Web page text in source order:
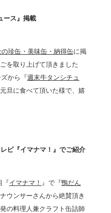
ース』掲載
珍缶・美味缶・納得缶に掲
を取り上げて頂きました
から『週末牛タンシチュ
旦に食べて頂いた様で、嬉
『イマナマ！』でご紹介
『イマナマ！ 』で『鴨だん
ウンサーさんから絶賛頂き
の料理人兼クラフト缶詰師